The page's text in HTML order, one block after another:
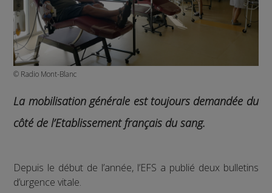
© Radio Mont-Blanc
La mobilisation générale est toujours demandée du
côté de l’Etablissement français du sang.
Depuis le début de l’année, l’EFS a publié deux bulletins
d’urgence vitale.